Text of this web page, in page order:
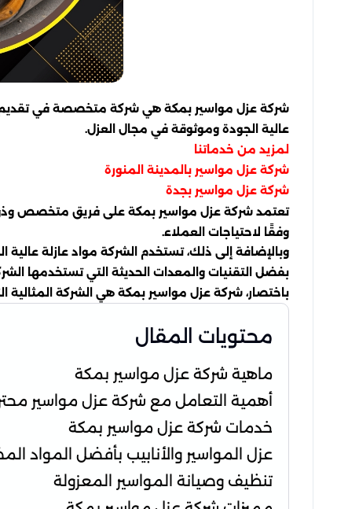
شركة عزل مواسير بمكة هي شركة متخصصة في تقديم
عالية الجودة وموثوقة في مجال العزل.
لمزيد من خدماتنا
شركة عزل مواسير بالمدينة المنورة
شركة عزل مواسير بجدة
تعتمد شركة عزل مواسير بمكة على فريق متخصص وذو
وفقًا لاحتياجات العملاء.
وبالإضافة إلى ذلك، تستخدم الشركة مواد عازلة
بفضل التقنيات والمعدات الحديثة التي تستخدمها
باختصار، شركة عزل مواسير بمكة هي الشركة المثالية
محتويات المقال
ماهية شركة عزل مواسير بمكة
أهمية التعامل مع شركة عزل مواسير
خدمات شركة عزل مواسير بمكة
عزل المواسير والأنابيب بأفضل المواد
تنظيف وصيانة المواسير المعزولة